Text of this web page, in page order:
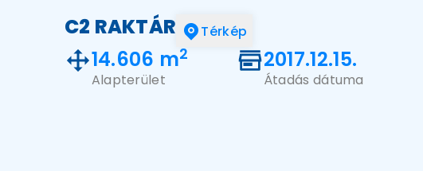
C2 RAKTÁR Térkép
14.606 m2
Alapterület
2017.12.15.
Átadás dátuma